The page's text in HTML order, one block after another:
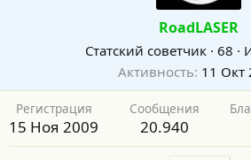
RoadLASER
Статский советчик · 68 ·
Активность 11 Окт
Регистрация
15 Ноя 2009
Сообщения
20.940